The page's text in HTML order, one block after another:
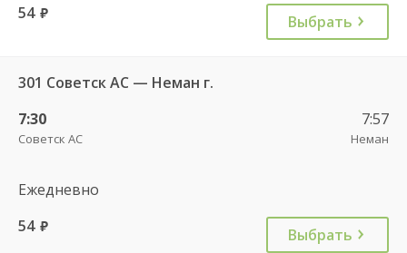
54 руб. Выбрать
301 Советск АС — Неман г.
7:30
Советск АС
7:57
Неман
Ежедневно
54 руб. Выбрать